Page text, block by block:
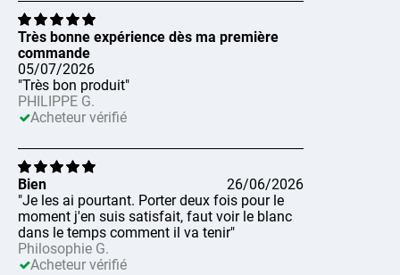
Très bonne expérience dès ma première
commande
05/07/2026
"Très bon produit"
PHILIPPE G.
Acheteur vérifié
Bien
26/06/2026
"Je les ai pourtant. Porter deux fois pour le
moment j'en suis satisfait, faut voir le blanc
dans le temps comment il va tenir"
Philosophie G.
Acheteur vérifié